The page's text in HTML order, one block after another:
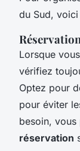
du Sud,
Lorsque vous
vérifiez
Optez pour
pour éviter
besoin, vous
réservation